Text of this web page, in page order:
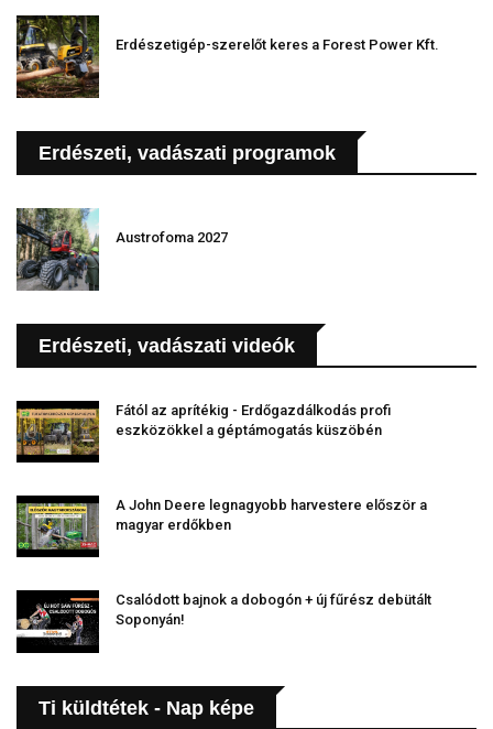
Erdészetigép-szerelőt keres a Forest Power Kft.
Erdészeti, vadászati programok
Austrofoma 2027
Erdészeti, vadászati videók
Fától az aprítékig - Erdőgazdálkodás profi
eszközökkel a géptámogatás küszöbén
A John Deere legnagyobb harvestere először a
magyar erdőkben
Csalódott bajnok a dobogón + új fűrész debütált
Soponyán!
Ti küldtétek - Nap képe